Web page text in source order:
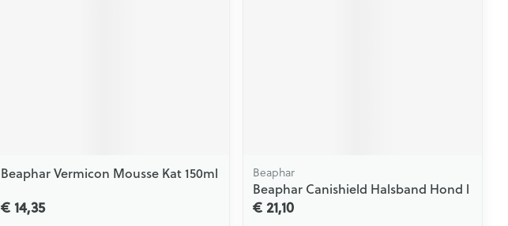
Beaphar Vermicon Mousse Kat 150ml
€ 14,35
Beaphar
Beaphar Canishield Halsband Hond l
€ 21,10